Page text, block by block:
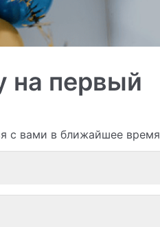
все
на первый
с вами в ближайшее время